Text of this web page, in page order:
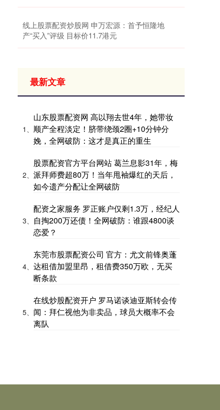
线上股票配资炒股网 申万宏源：首予恒隆地
产“买入”评级 目标价11.7港元
最新文章
1、
山东股票配资网 高以翔去世4年，她带妆
顺产全程淡定！脐带绕颈2圈+10分钟分
娩，全网破防：这才是真正的重生
2、
股票配资官方平台网站 葛兰息影31年，梅
派拜师费超80万！当年甩袖爆红的天后，
如今遗产分配让全网破防
3、
配资之家服务 罗正账户仅剩1.3万，经纪人
自掏200万还债！全网破防：谁跟4800谈
恋爱？
4、
东莞市股票配资公司 官方：尤文前锋奥蓬
达租借加盟里昂，租借费350万欧，无买
断条款
5、
在线炒股配资开户 罗马诺谈迪亚斯转会传
闻：拜仁视他为非卖品，球员大概率不会
离队